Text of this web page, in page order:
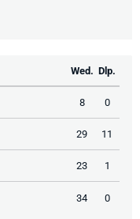
Wed. Dlp.
8 0
29 11
23 1
34 0